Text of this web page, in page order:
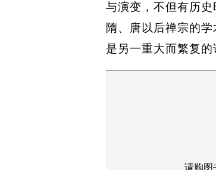
与演变，不但有历
隋、唐以后禅宗的
是另一重大而繁复
请购图